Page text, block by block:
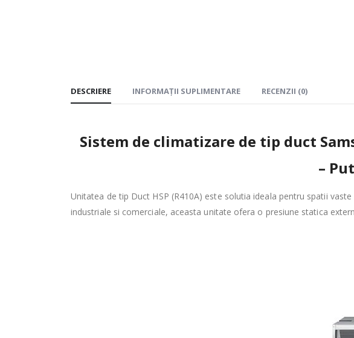
DESCRIERE INFORMAȚII SUPLIMENTARE RECENZII (0)
Sistem de climatizare de tip duct
–
Unitatea de tip Duct HSP (R410A) este solutia ideala pentru spatii
industriale si comerciale, aceasta unitate ofera o presiune statica